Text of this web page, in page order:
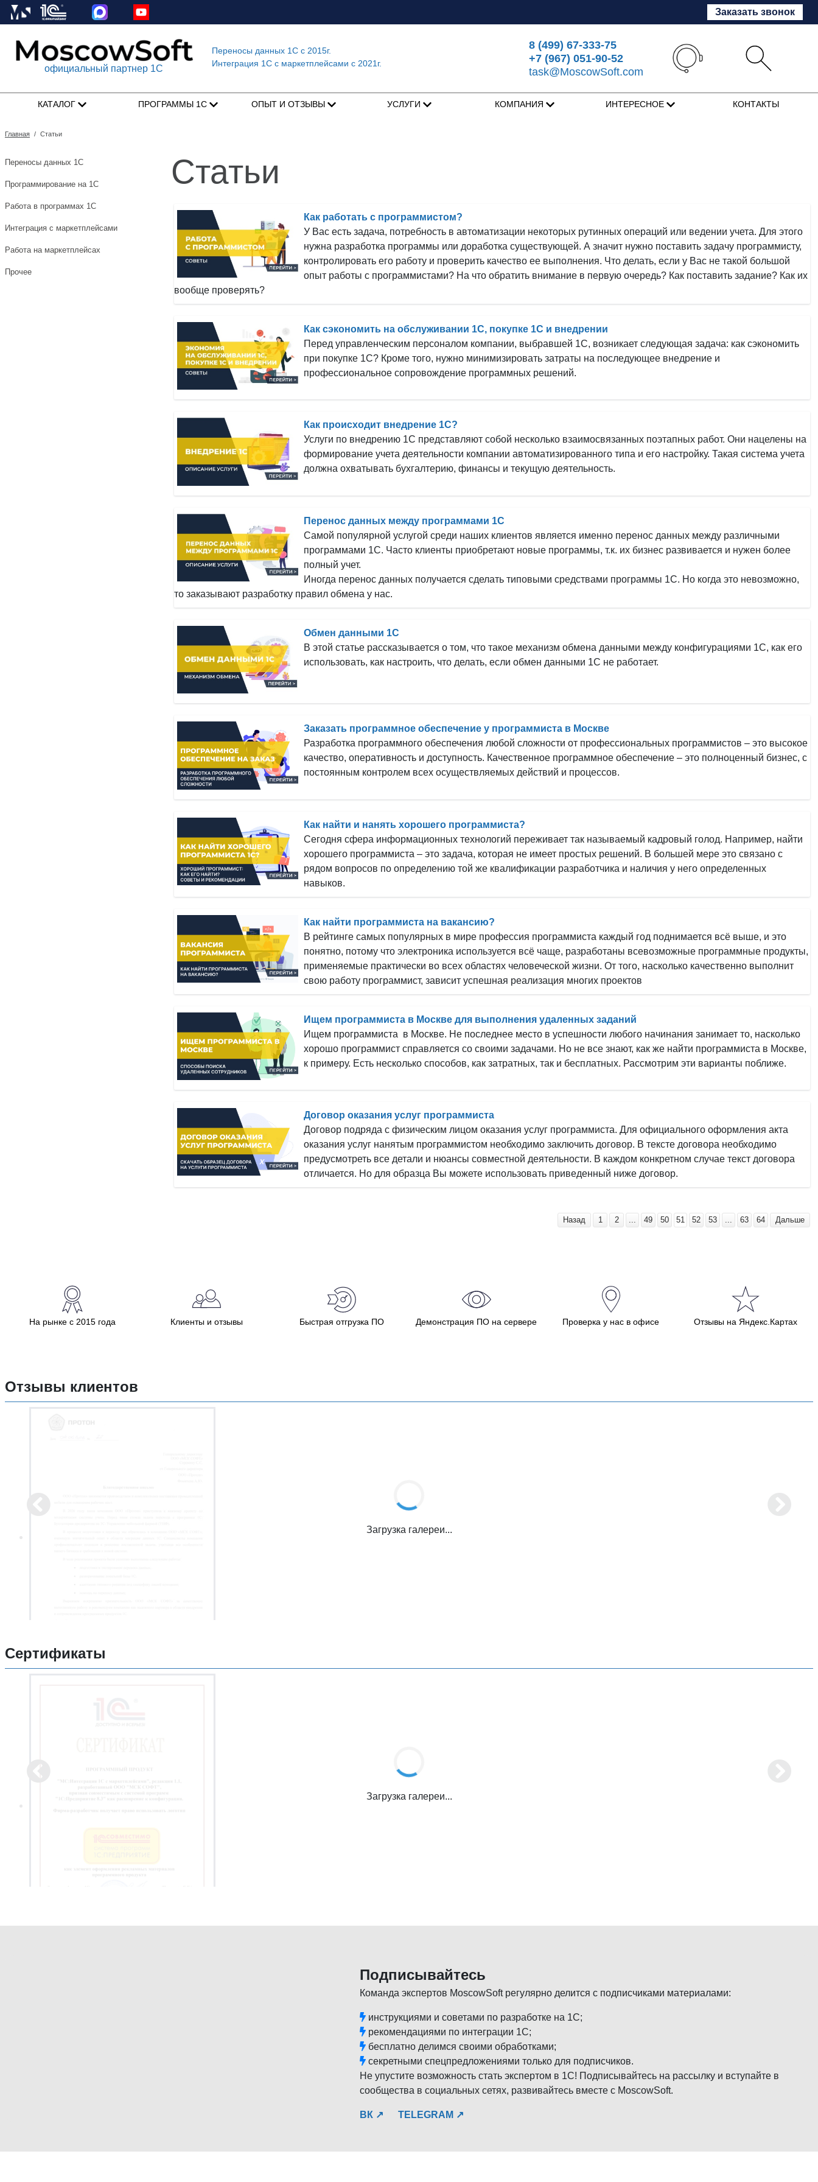
Заказать звонок
официальный партнер 1С
Переносы данных 1Сс 2015г.
Интеграция 1C с маркетплейсами с 2021г.
8 (499) 67-333-75
+7 (967) 051-90-52
task@MoscowSoft.com
КАТАЛОГ ПРОГРАММЫ 1С ОПЫТ И ОТЗЫВЫ УСЛУГИ КОМПАНИЯ ИНТЕРЕСНОЕ КОНТАКТЫ
Главная / Статьи
Переносы данных 1С
Программирование на 1С
Работа в программах 1С
Интеграция с маркетплейсами
Работа на маркетплейсах
Прочее
Статьи
Как работать с программистом?
У Вас есть задача, потребность в автоматизации некоторых рутинных операций или ведении учета. Для этого
нужна разработка программы или доработка существующей. А значит нужно поставить задачу программисту,
контролировать его работу и проверить качество ее выполнения. Что делать, если у Вас не такой большой
опыт работы с программистами? На что обратить внимание в первую очередь? Как поставить задание? Как их
вообще проверять?
Как сэкономить на обслуживании 1С, покупке 1С и внедрении
Перед управленческим персоналом компании, выбравшей 1С, возникает следующая задача: как сэкономить
при покупке 1С? Кроме того, нужно минимизировать затраты на последующее внедрение и
профессиональное сопровождение программных решений.
Как происходит внедрение 1С?
Услуги по внедрению 1С представляют собой несколько взаимосвязанных поэтапных работ. Они нацелены на
формирование учета деятельности компании автоматизированного типа и его настройку. Такая система учета
должна охватывать бухгалтерию, финансы и текущую деятельность.
Перенос данных между программами 1С
Самой популярной услугой среди наших клиентов является именно перенос данных между различными
программами 1С. Часто клиенты приобретают новые программы, т.к. их бизнес развивается и нужен более
полный учет.
Иногда перенос данных получается сделать типовыми средствами программы 1С. Но когда это невозможно,
то заказывают разработку правил обмена у нас.
Обмен данными 1С
В этой статье рассказывается о том, что такое механизм обмена данными между конфигурациями 1С, как его
использовать, как настроить, что делать, если обмен данными 1C не работает.
Заказать программное обеспечение у программиста в Москве
Разработка программного обеспечения любой сложности от профессиональных программистов – это высокое
качество, оперативность и доступность. Качественное программное обеспечение – это полноценный бизнес, с
постоянным контролем всех осуществляемых действий и процессов.
Как найти и нанять хорошего программиста?
Сегодня сфера информационных технологий переживает так называемый кадровый голод. Например, найти
хорошего программиста – это задача, которая не имеет простых решений. В большей мере это связано с
рядом вопросов по определению той же квалификации разработчика и наличия у него определенных
навыков.
Как найти программиста на вакансию?
В рейтинге самых популярных в мире профессия программиста каждый год поднимается всё выше, и это
понятно, потому что электроника используется всё чаще, разработаны всевозможные программные продукты,
применяемые практически во всех областях человеческой жизни. От того, насколько качественно выполнит
свою работу программист, зависит успешная реализация многих проектов
Ищем программиста в Москве для выполнения удаленных заданий
Ищем программиста в Москве. Не последнее место в успешности любого начинания занимает то, насколько
хорошо программист справляется со своими задачами. Но не все знают, как же найти программиста в Москве,
к примеру. Есть несколько способов, как затратных, так и бесплатных. Рассмотрим эти варианты поближе.
Договор оказания услуг программиста
Договор подряда с физическим лицом оказания услуг программиста. Для официального оформления акта
оказания услуг нанятым программистом необходимо заключить договор. В тексте договора необходимо
предусмотреть все детали и нюансы совместной деятельности. В каждом конкретном случае текст договора
отличается. Но для образца Вы можете использовать приведенный ниже договор.
Назад 1 2 ... 49 50 51 52 53 ... 63 64 Дальше
На рынке с 2015 года Клиенты и отзывы Быстрая отгрузка ПО Демонстрация ПО на сервере Проверка у нас в офисе Отзывы на Яндекс.Картах
Отзывы клиентов
Загрузка галереи...
Сертификаты
Загрузка галереи...
Подписывайтесь
Команда экспертов MoscowSoft регулярно делится с подписчиками материалами:
инструкциями и советами по разработке на 1С;
рекомендациями по интеграции 1С;
бесплатно делимся своими обработками;
секретными спецпредложениями только для подписчиков.
Не упустите возможность стать экспертом в 1С! Подписывайтесь на рассылку и вступайте в
сообщества в социальных сетях, развивайтесь вместе с MoscowSoft.
ВК ↗ TELEGRAM ↗